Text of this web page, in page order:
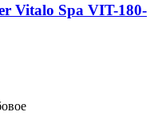
Vitalo Spa VIT-180-